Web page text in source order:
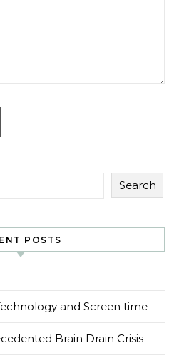
Search
POSTS
and Screen time
Brain Drain Crisis